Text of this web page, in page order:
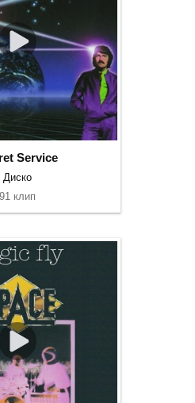
Service
Диско
91 клип